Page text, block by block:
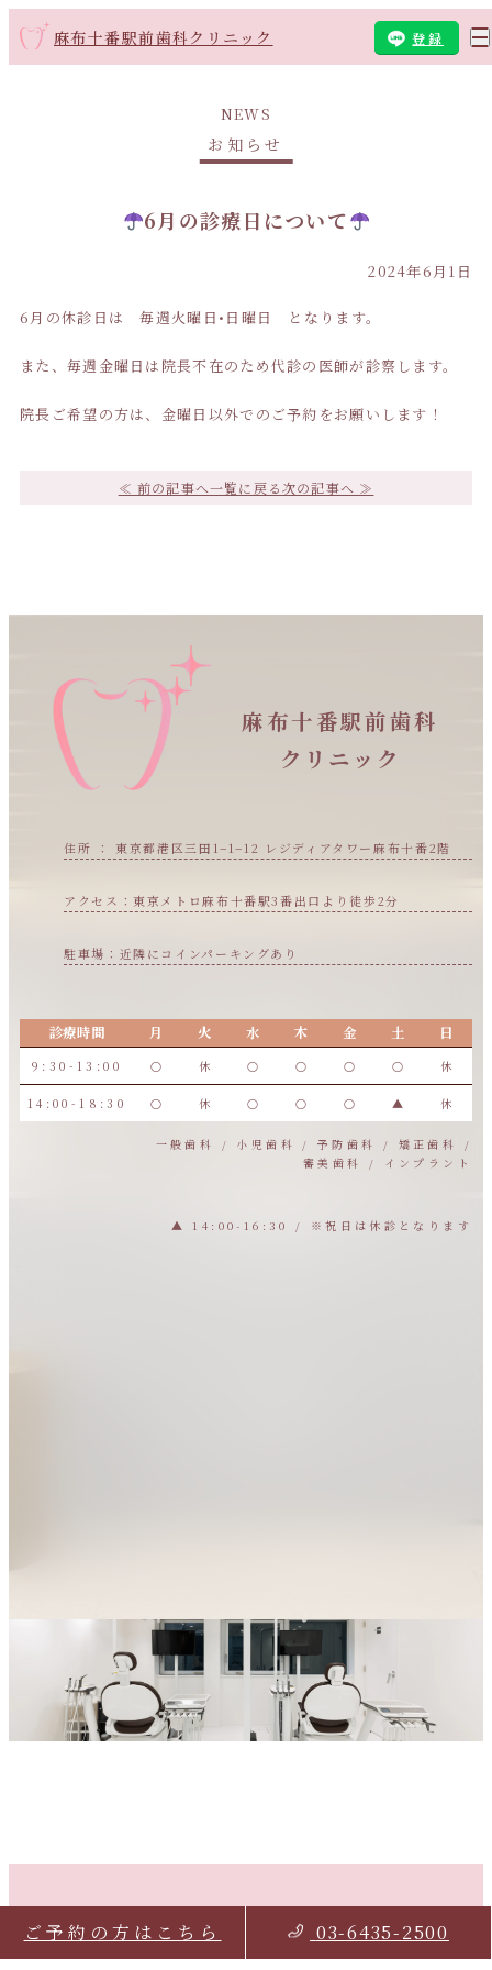
麻布十番駅前歯科クリニック 登録
NEWS
お知らせ
6月の診療日について
2024年6月1日
6月の休診日は 毎週火曜日•日曜日 となります。
また、毎週金曜日は院長不在のため代診の医師が診察します。
院長ご希望の方は、金曜日以外でのご予約をお願いします！
≪ 前の記事へ一覧に戻る次の記事へ ≫
麻布十番駅前歯科
クリニック
住所 ： 東京都港区三田1−1−12 レジディアタワー麻布十番2階
アクセス：東京メトロ麻布十番駅3番出口より徒歩2分
駐車場：近隣にコインパーキングあり
診療時間 月 火 水 木 金 土 日
9:30-13:00 ○ 休 ○ ○ ○ ○ 休
14:00-18:30 ○ 休 ○ ○ ○ ▲ 休
一般歯科 / 小児歯科 / 予防歯科 / 矯正歯科 /
審美歯科 / インプラント
▲ 14:00-16:30 / ※祝日は休診となります
03-6435-2500
ご予約の方はこちら 03-6435-2500